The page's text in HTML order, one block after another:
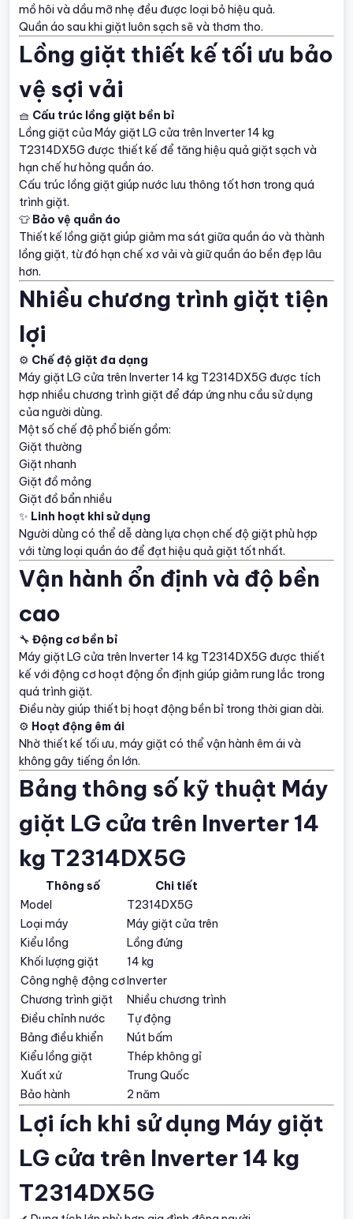
mồ hôi và dầu mỡ nhẹ đều được loại bỏ hiệu quả.
Quần áo sau khi giặt luôn sạch sẽ và thơm tho.
Lồng giặt thiết kế tối ưu bảo
vệ sợi vải
🧺 Cấu trúc lồng giặt bền bỉ
Lồng giặt của Máy giặt LG cửa trên Inverter 14 kg
T2314DX5G được thiết kế để tăng hiệu quả giặt sạch và
hạn chế hư hỏng quần áo.
Cấu trúc lồng giặt giúp nước lưu thông tốt hơn trong quá
trình giặt.
👕 Bảo vệ quần áo
Thiết kế lồng giặt giúp giảm ma sát giữa quần áo và thành
lồng giặt, từ đó hạn chế xơ vải và giữ quần áo bền đẹp lâu
hơn.
Nhiều chương trình giặt tiện
lợi
⚙ Chế độ giặt đa dạng
Máy giặt LG cửa trên Inverter 14 kg T2314DX5G được tích
hợp nhiều chương trình giặt để đáp ứng nhu cầu sử dụng
của người dùng.
Một số chế độ phổ biến gồm:
Giặt thường
Giặt nhanh
Giặt đồ mỏng
Giặt đồ bẩn nhiều
✨ Linh hoạt khi sử dụng
Người dùng có thể dễ dàng lựa chọn chế độ giặt phù hợp
với từng loại quần áo để đạt hiệu quả giặt tốt nhất.
Vận hành ổn định và độ bền
cao
🔧 Động cơ bền bỉ
Máy giặt LG cửa trên Inverter 14 kg T2314DX5G được thiết
kế với động cơ hoạt động ổn định giúp giảm rung lắc trong
quá trình giặt.
Điều này giúp thiết bị hoạt động bền bỉ trong thời gian dài.
⚙ Hoạt động êm ái
Nhờ thiết kế tối ưu, máy giặt có thể vận hành êm ái và
không gây tiếng ồn lớn.
Bảng thông số kỹ thuật Máy
giặt LG cửa trên Inverter 14
kg T2314DX5G
Thông số
Chi tiết
Model
T2314DX5G
Loại máy
Máy giặt cửa trên
Kiểu lồng
Lồng đứng
Khối lượng giặt
14 kg
Công nghệ động cơInverter
Chương trình giặt
Nhiều chương trình
Điều chỉnh nước
Tự động
Bảng điều khiển
Nút bấm
Kiểu lồng giặt
Thép không gỉ
Xuất xứ
Trung Quốc
Bảo hành
2 năm
Lợi ích khi sử dụng Máy giặt
LG cửa trên Inverter 14 kg
T2314DX5G